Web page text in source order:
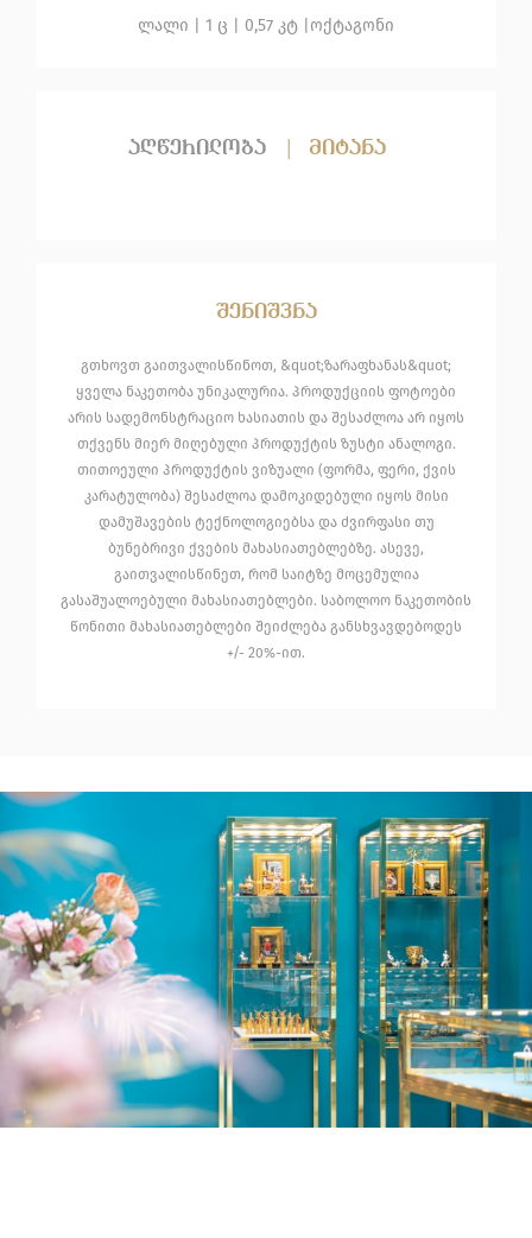
ლალი | 1 ც | 0,57 კტ | ოქტაგონი
აღწერილობა მიტანა
შენიშვნა
გთხოვთ გაითვალისწინოთ, &quot;ზარაფხანას&quot;
ყველა ნაკეთობა უნიკალურია. პროდუქციის ფოტოები
არის სადემონსტრაციო ხასიათის და შესაძლოა არ იყოს
თქვენს მიერ მიღებული პროდუქტის ზუსტი ანალოგი.
თითოეული პროდუქტის ვიზუალი (ფორმა, ფერი, ქვის
კარატულობა) შესაძლოა დამოკიდებული იყოს მისი
დამუშავების ტექნოლოგიებსა და ძვირფასი თუ
ბუნებრივი ქვების მახასიათებლებზე. ასევე,
გაითვალისწინეთ, რომ საიტზე მოცემულია
გასაშუალოებული მახასიათებლები. საბოლოო ნაკეთობის
წონითი მახასიათებლები შეიძლება განსხვავდებოდეს
+/- 20%-ით.